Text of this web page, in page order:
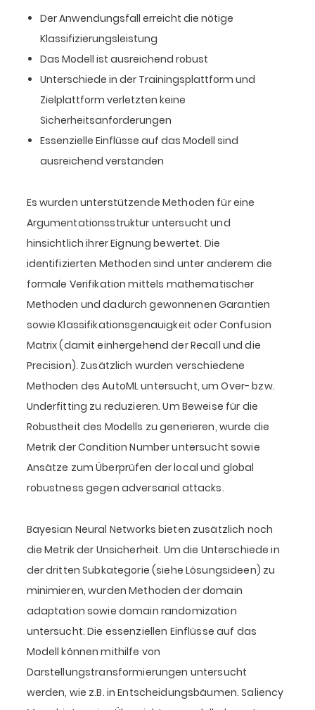
Der Anwendungsfall erreicht die nötige
Klassifizierungsleistung
Das Modell ist ausreichend robust
Unterschiede in der Trainingsplattform und
Zielplattform verletzten keine
Sicherheitsanforderungen
Essenzielle Einflüsse auf das Modell sind
ausreichend verstanden
Es wurden unterstützende Methoden für eine
Argumentationsstruktur untersucht und
hinsichtlich ihrer Eignung bewertet. Die
identifizierten Methoden sind unter anderem die
formale Verifikation mittels mathematischer
Methoden und dadurch gewonnenen Garantien
sowie Klassifikationsgenauigkeit oder Confusion
Matrix (damit einhergehend der Recall und die
Precision). Zusätzlich wurden verschiedene
Methoden des AutoML untersucht, um Over- bzw.
Underfitting zu reduzieren. Um Beweise für die
Robustheit des Modells zu generieren, wurde die
Metrik der Condition Number untersucht sowie
Ansätze zum Überprüfen der local und global
robustness gegen adversarial attacks.
Bayesian Neural Networks bieten zusätzlich noch
die Metrik der Unsicherheit. Um die Unterschiede in
der dritten Subkategorie (siehe Lösungsideen) zu
minimieren, wurden Methoden der domain
adaptation sowie domain randomization
untersucht. Die essenziellen Einflüsse auf das
Modell können mithilfe von
Darstellungstransformierungen untersucht
werden, wie z.B. in Entscheidungsbäumen. Saliency